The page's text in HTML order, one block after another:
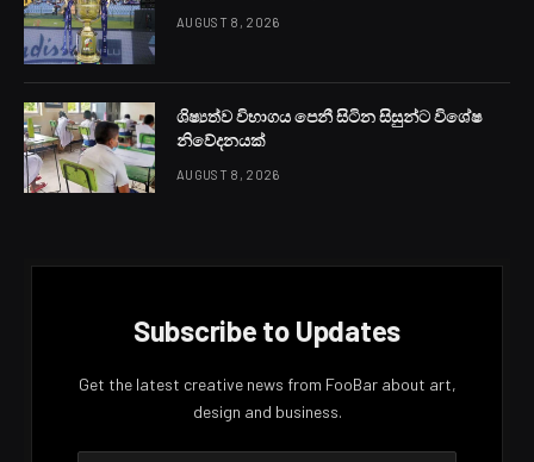
AUGUST 8, 2026
ශිෂ්‍යත්ව විභාගය පෙනී සිටින සිසුන්ට විශේෂ
නිවේදනයක්
AUGUST 8, 2026
Subscribe to Updates
Get the latest creative news from FooBar about art,
design and business.